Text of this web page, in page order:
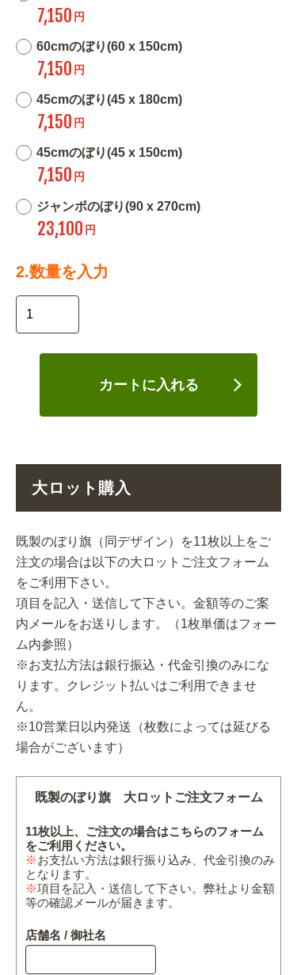
7,150 円
60cmのぼり(60 x 150cm)
7,150 円
45cmのぼり(45 x 180cm)
7,150 円
45cmのぼり(45 x 150cm)
7,150 円
ジャンボのぼり(90 x 270cm)
23,100 円
2.数量を入力
カートに入れる
大ロット購入
既製のぼり旗（同デザイン）を11枚以上をご
注文の場合は以下の大ロットご注文フォーム
をご利用下さい。
項目を記入・送信して下さい。金額等のご案
内メールをお送りします。（1枚単価はフォー
ム内参照）
※お支払方法は銀行振込・代金引換のみにな
ります。クレジット払いはご利用できませ
ん。
※10営業日以内発送（枚数によっては延びる
場合がございます）